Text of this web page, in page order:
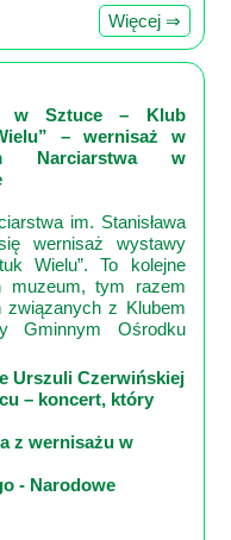
Więcej ⇒
w Sztuce – Klub
– wernisaż w
Narciarstwa w
im. Stanisława
wernisaż wystawy
Wielu”. To kolejne
muzeum, tym razem
związanych z Klubem
Gminnym Ośrodku
Urszuli Czerwińskiej
– koncert, który
z wernisażu w
- Narodowe